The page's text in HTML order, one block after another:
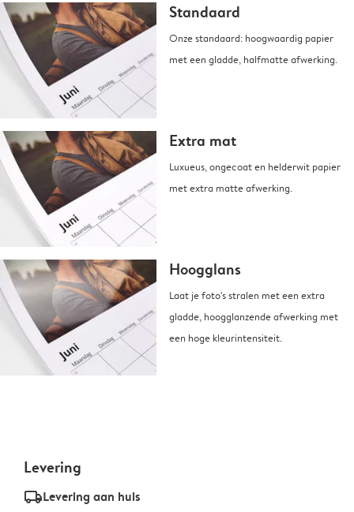
Standaard
Onze standaard: hoogwaardig papier
met een gladde, halfmatte afwerking.
Extra mat
Luxueus, ongecoat en helderwit papier
met extra matte afwerking.
Hoogglans
Laat je foto's stralen met een extra
gladde, hoogglanzende afwerking met
een hoge kleurintensiteit.
Levering
delivery_standard_v2Levering aan huis